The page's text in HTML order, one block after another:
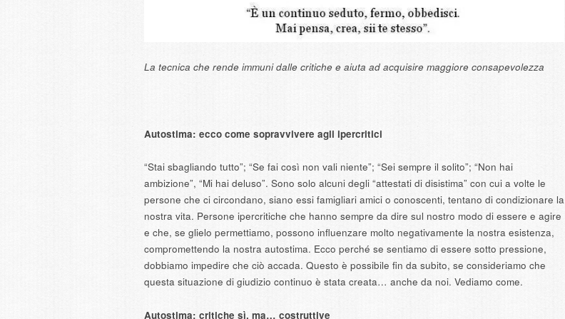
La tecnica che rende immuni dalle critiche e aiuta ad acquisire maggiore consapevolezza
Autostima: ecco come sopravvivere agli ipercritici
“Stai sbagliando tutto”; “Se fai così non vali niente”; “Sei sempre il solito”; “Non hai
ambizione”, “Mi hai deluso”. Sono solo alcuni degli “attestati di disistima” con cui a volte le
persone che ci circondano, siano essi famigliari amici o conoscenti, tentano di condizionare la
nostra vita. Persone ipercritiche che hanno sempre da dire sul nostro modo di essere e agire
e che, se glielo permettiamo, possono influenzare molto negativamente la nostra esistenza,
compromettendo la nostra autostima. Ecco perché se sentiamo di essere sotto pressione,
dobbiamo impedire che ciò accada. Questo è possibile fin da subito, se consideriamo che
questa situazione di giudizio continuo è stata creata… anche da noi. Vediamo come.
Autostima: critiche sì, ma… costruttive